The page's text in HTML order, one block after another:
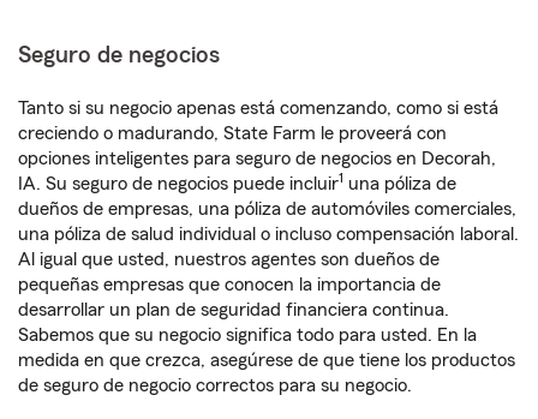
Seguro de negocios
Tanto si su negocio apenas está comenzando, como si está
creciendo o madurando, State Farm le proveerá con
opciones inteligentes para seguro de negocios en Decorah,
IA. Su seguro de negocios puede incluir1 una póliza de
dueños de empresas, una póliza de automóviles comerciales,
una póliza de salud individual o incluso compensación laboral.
Al igual que usted, nuestros agentes son dueños de
pequeñas empresas que conocen la importancia de
desarrollar un plan de seguridad financiera continua.
Sabemos que su negocio significa todo para usted. En la
medida en que crezca, asegúrese de que tiene los productos
de seguro de negocio correctos para su negocio.